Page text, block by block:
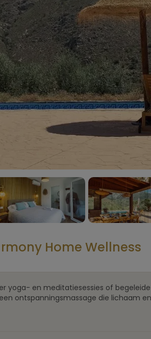
Home Wellness
yoga- en meditatiesessies of
ontspanningsmassage die lichaam